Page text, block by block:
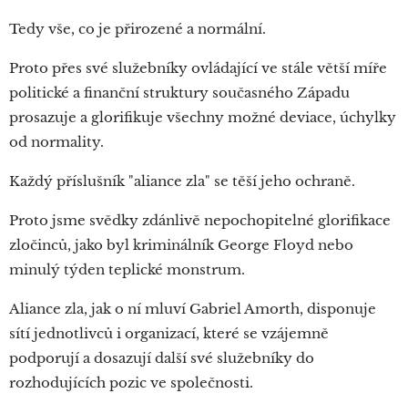
Tedy vše, co je přirozené a normální.
Proto přes své služebníky ovládající ve stále větší míře
politické a finanční struktury současného Západu
prosazuje a glorifikuje všechny možné deviace, úchylky
od normality.
Každý příslušník "aliance zla" se těší jeho ochraně.
Proto jsme svědky zdánlivě nepochopitelné glorifikace
zločinců, jako byl kriminálník George Floyd nebo
minulý týden teplické monstrum.
Aliance zla, jak o ní mluví Gabriel Amorth, disponuje
sítí jednotlivců i organizací, které se vzájemně
podporují a dosazují další své služebníky do
rozhodujících pozic ve společnosti.